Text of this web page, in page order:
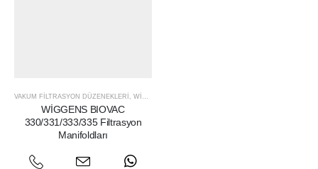
VAKUM FILTRASYON DÜZENEKLERI WIGGENS
WİGGENS BIOVAC
330/331/333/335 Filtrasyon
Manifoldları